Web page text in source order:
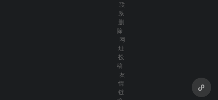
联
系
删
除
网
址
投
稿
友
情
链